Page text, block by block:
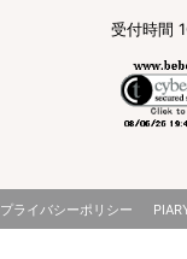
受付時間
プライバシーポリシー